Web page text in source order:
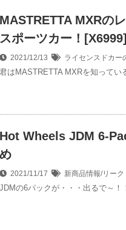
MASTRETTA MXRの
スポーツカー！[X6999]
2021/12/13 ライセンスドカー
君はMASTRETTA MXRを知って
Hot Wheels JDM 6-
め
2021/11/17 新商品情報/リーク
JDMの6パックが・・・出るで～